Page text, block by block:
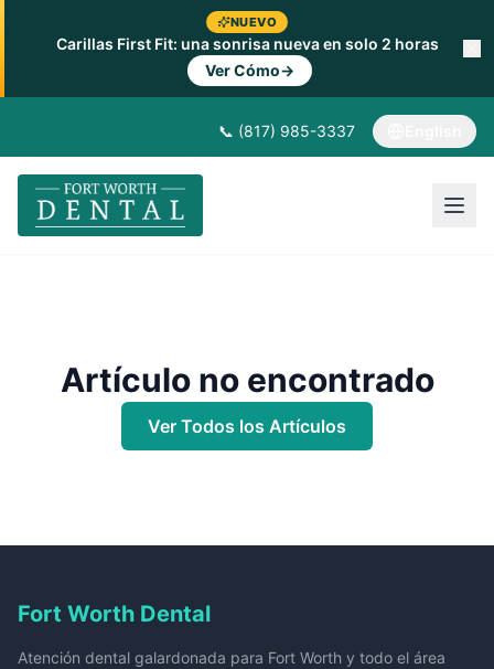
NUEVO
Carillas First Fit: una sonrisa nueva en solo 2 horas
Ver Cómo→
📞 (817) 985-3337
Artículo no encontrado
Ver Todos los Artículos
Fort Worth Dental
Atención dental galardonada para Fort Worth y todo el área